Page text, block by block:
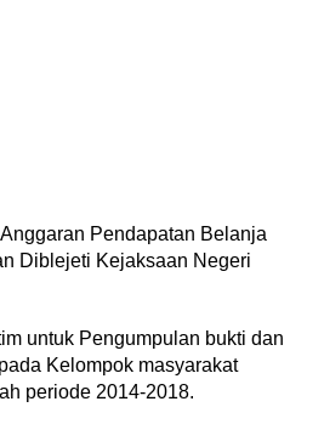
Pendapatan Belanja
Diblejeti Kejaksaan Negeri
untuk Pengumpulan bukti dan
Kelompok masyarakat
periode 2014-2018.